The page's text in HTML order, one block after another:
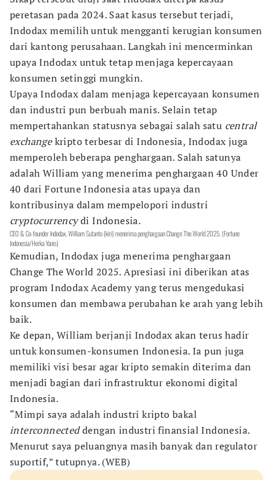
peretasan pada 2024. Saat kasus tersebut terjadi,
Indodax memilih untuk mengganti kerugian konsumen
dari kantong perusahaan. Langkah ini mencerminkan
upaya Indodax untuk tetap menjaga kepercayaan
konsumen setinggi mungkin.
Upaya Indodax dalam menjaga kepercayaan konsumen
dan industri pun berbuah manis. Selain tetap
mempertahankan statusnya sebagai salah satu central
exchangekripto terbesar di Indonesia, Indodax juga
memperoleh beberapa penghargaan. Salah satunya
adalah William yang menerima penghargaan 40 Under
40 dari Fortune Indonesia atas upaya dan
kontribusinya dalam mempelopori industri
cryptocurrencydi Indonesia.
CEO & Co-founder Indodax, William Sutanto (kiri) menerima penghargaan Change The World 2025. (Fortune
Indonesia/Herka Yanis)
Kemudian, Indodax juga menerima penghargaan
Change The World 2025. Apresiasi ini diberikan atas
program Indodax Academy yang terus mengedukasi
konsumen dan membawa perubahan ke arah yang lebih
baik.
Ke depan, William berjanji Indodax akan terus hadir
untuk konsumen-konsumen Indonesia. Ia pun juga
memiliki visi besar agar kripto semakin diterima dan
menjadi bagian dari infrastruktur ekonomi digital
Indonesia.
“Mimpi saya adalah industri kripto bakal
interconnecteddengan industri finansial Indonesia.
Menurut saya peluangnya masih banyak dan regulator
suportif,” tutupnya. (WEB)